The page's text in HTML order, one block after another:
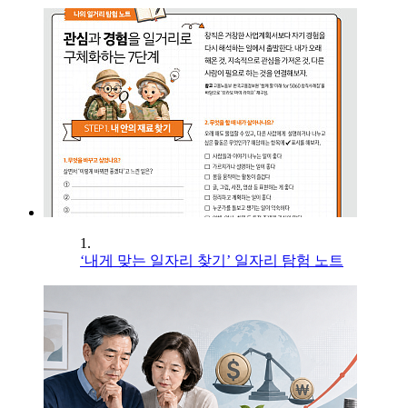
1.
‘내게 맞는 일자리 찾기’ 일자리 탐험 노트